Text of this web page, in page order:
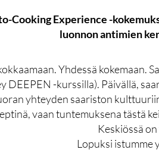
Cooking Experience -
luonnon antimien
Yhdessä kokemaan.
DEEPEN -kurssilla). Päivällä,
yhteyden saariston
vaan tuntemuksena tästä
Keskiössä
Lopuksi istumme